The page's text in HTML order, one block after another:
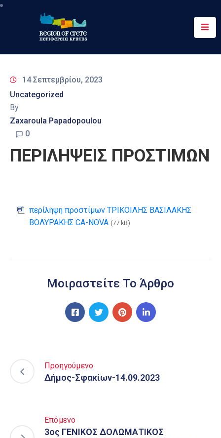
Περιφέρεια
&
Δράσεις
Ψηφιακές
14 Σεπτεμβρίου, 2023
Uncategorized
By
Zaxaroula Papadopoulou
0
ΠΕΡΙΛΗΨΕΙΣ ΠΡΟΣΤΙΜΩΝ
περίληψη προστίμων ΤΡΙΚΟΙΛΗΣ ΒΑΣΙΛΑΚΗΣ
ΒΟΛΥΡΑΚΗΣ CA-NOVA (77 kB)
Μοιραστείτε Το Άρθρο
Προηγούμενο
Δήμος-Σφακίων-14.09.2023
Επόμενο
3ος ΓΕΝΙΚΟΣ ΔΟΛΩΜΑΤΙΚΟΣ